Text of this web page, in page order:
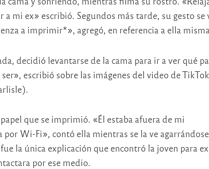
mi ex» escribió. Segundos más tarde, su gesto se
a imprimir*», agregó, en referencia a ella
decidió levantarse de la cama para ir a ver qué
escribió sobre las imágenes del video de
que se imprimió. «Él estaba afuera de mi
Wi-Fi», contó ella mientras se la ve
la única explicación que encontró la joven para
por ese medio.